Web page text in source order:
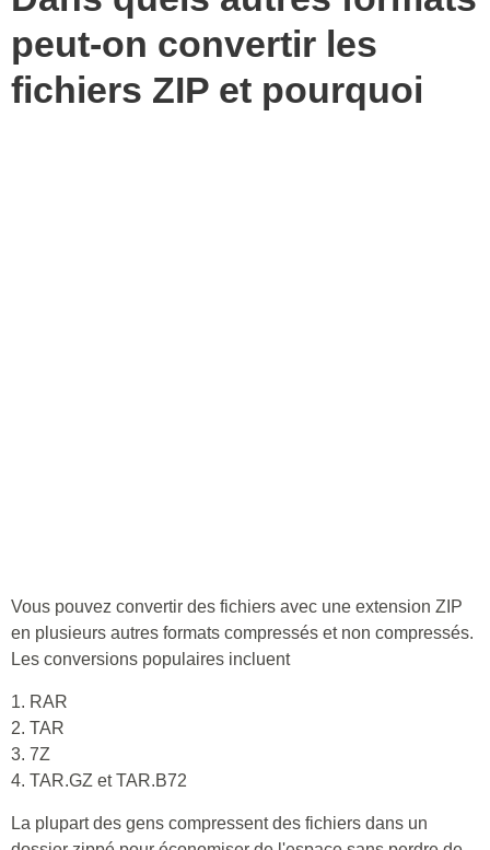
peut-on convertir les
fichiers ZIP et pourquoi
Vous pouvez convertir des fichiers avec une extension ZIP
en plusieurs autres formats compressés et non compressés.
Les conversions populaires incluent
1. RAR
2. TAR
3. 7Z
4. TAR.GZ et TAR.B72
La plupart des gens compressent des fichiers dans un